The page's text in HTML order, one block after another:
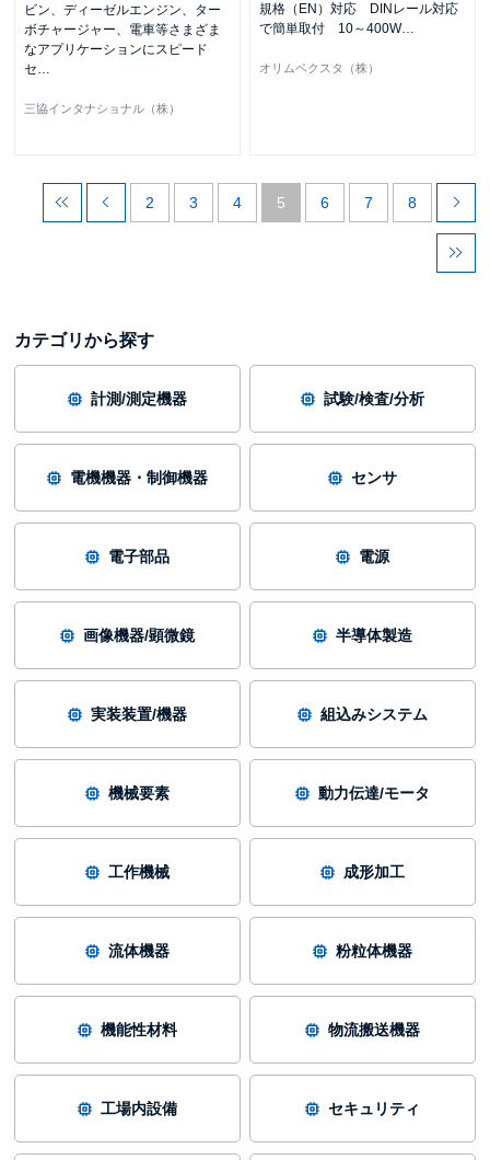
ビン、ディーゼルエンジン、ター
ボチャージャー、電車等さまざま
なアプリケーションにスピード
セ…
三協インタナショナル（株）
規格（EN）対応 DINレール対応
で簡単取付 10～400W…
オリムベクスタ（株）
2 3 4 5 6 7 8
カテゴリから探す
計測/測定機器 試験/検査/分析
電機機器・制御機器 センサ
電子部品 電源
画像機器/顕微鏡 半導体製造
実装装置/機器 組込みシステム
機械要素 動力伝達/モータ
工作機械 成形加工
流体機器 粉粒体機器
機能性材料 物流搬送機器
工場内設備 セキュリティ